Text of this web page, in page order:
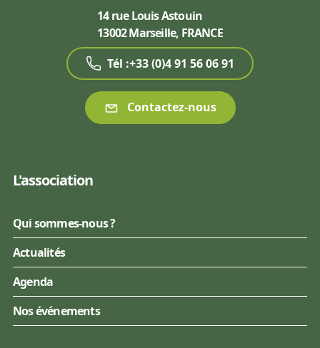
14 rue Louis Astouin
13002 Marseille, FRANCE
Tél :+33 (0)4 91 56 06 91
Contactez-nous
L'association
Qui sommes-nous ?
Actualités
Agenda
Nos événements